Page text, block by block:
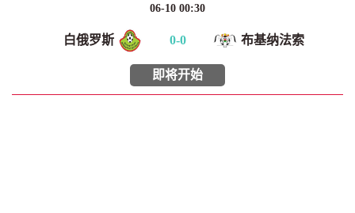
06-10 00:30
白俄罗斯 0-0 布基纳法索
即将开始